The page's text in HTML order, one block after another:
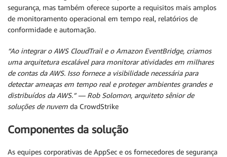
segurança, mas também oferece suporte a requisitos mais amplos
de monitoramento operacional em tempo real, relatórios de
conformidade e automação.
“Ao integrar o AWS CloudTrail e o Amazon EventBridge, criamos
uma arquitetura escalável para monitorar atividades em milhares
de contas da AWS. Isso fornece a visibilidade necessária para
detectar ameaças em tempo real e proteger ambientes grandes e
distribuídos da AWS.” — Rob Solomon, arquiteto sênior de
soluções de nuvem da CrowdStrike
Componentes da solução
As equipes corporativas de AppSec e os fornecedores de segurança